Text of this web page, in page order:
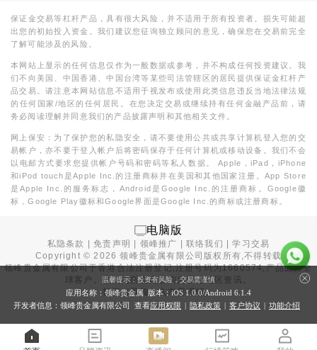
保证金交易等杠杆产品，具有很大风险，并不适用于所有投资者。损失可能超
出您的初始投入资金。我们建议您征询独立顾问的意见，确保您在交易前完全
了解可能涉及的风险。
本网站上显示的任何信息仅作为一般数据或参考，并不构成任何投资建议。我
们不向美国、中国香港、中国台湾等某些司法管辖区的居民提供保证金杠杆产
品交易。请注意本网站信息不适用于视发布或使用此类信息违反当地法律法规
的任何国家/地区的任何居民。在您决定交易或继续持有任何金融产品前，请
务必阅读理解并同意我们的产品披露声明和其他相关文件。
网上保安：为了保护您的私隐安全，请不要使用公共或共享计算机登入您的交
易帐户，亦不要于登入帐户后将密码保存于任何计算机或移动设备。我们不会
以电邮方式要求您提供帐户号码和密码等私人数据。 Apple，iPad，iPhone
和iPod touch是Apple Inc.的注册商标并在美国和其他国家注册。App Store
是Apple Inc.的服务标志，Android是Google Inc.的注册商标。Google徽
标，Google Play徽标和Google界面是Google Inc.的商标或注册商标。
电脑版
私隐条款 |免责声明 领峰推广 |联络我们 |学习交易
Copyright ©2026 领峰贵金属有限公司版权所有,不得转载
领峰贵金属有限公司于香港合法注册登记,注册号码为1660574,产品面向全
球客户。本站内所有内容均为香港地区资讯。
投资有风险，入市需谨慎。
温馨提示：投资有风险，交易需谨慎
应用名称：领峰贵金属 版本：iOS 1.0.0/Android 6.1.4
开发者信息：领峰贵金属有限公司 查看应用权限 | 隐私政策 | 客户协议 | 功能介绍